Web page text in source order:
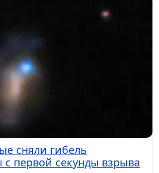
сняли гибель
с первой секунды взрыва